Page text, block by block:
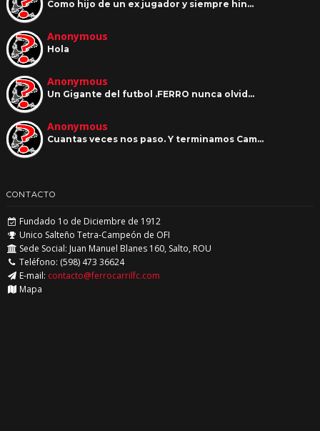
Como hijo de un ex jugador y siempre hin…
Anonymous
Hola
Anonymous
Un Gigante del futbol .FERRO nunca olvid…
Anonymous
Cuantas veces nos paso. Y terminamos Cam…
CONTACTO
Fundado 1o de Diciembre de 1912
Unico Salteño Tetra-Campeón de OFI
Sede Social: Juan Manuel Blanes 160, Salto, ROU
Teléfono: (598) 473 36624
E-mail: contacto@ferrocarrilfc.com
Mapa